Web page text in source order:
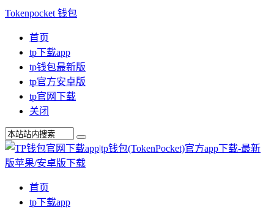
Tokenpocket 钱包
首页
tp下载app
tp钱包最新版
tp官方安卓版
tp官网下载
关闭
首页
tp下载app